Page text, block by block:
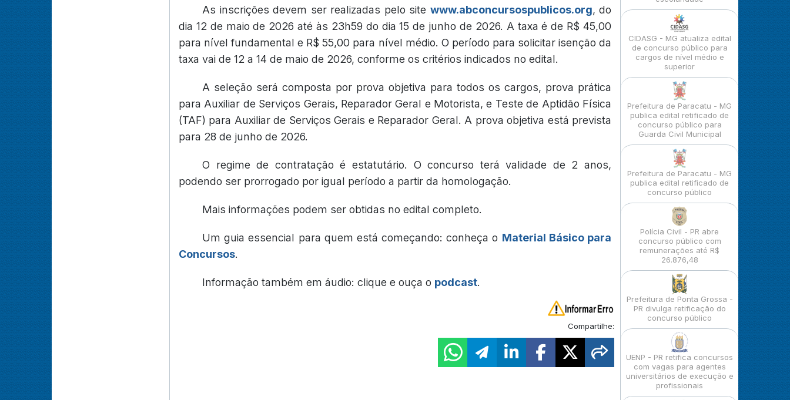
As inscrições devem ser realizadas pelo site www.abconcursospublicos.org, do
dia 12 de maio de 2026 até às 23h59 do dia 15 de junho de 2026. A taxa é de R$ 45,00
para nível fundamental e R$ 55,00 para nível médio. O período para solicitar isenção da
taxa vai de 12 a 14 de maio de 2026, conforme os critérios indicados no edital.
A seleção será composta por prova objetiva para todos os cargos, prova prática
para Auxiliar de Serviços Gerais, Reparador Geral e Motorista, e Teste de Aptidão Física
(TAF) para Auxiliar de Serviços Gerais e Reparador Geral. A prova objetiva está prevista
para 28 de junho de 2026.
O regime de contratação é estatutário. O concurso terá validade de 2 anos,
podendo ser prorrogado por igual período a partir da homologação.
Mais informações podem ser obtidas no edital completo.
Um guia essencial para quem está começando: conheça o Material Básico para
Concursos.
Informação também em áudio: clique e ouça o podcast.
Compartilhe:
CIDASG - MG atualiza edital
de concurso público para
cargos de nível médio e
superior
Prefeitura de Paracatu - MG
publica edital retificado de
concurso público para
Guarda Civil Municipal
Prefeitura de Paracatu - MG
publica edital retificado de
concurso público
Polícia Civil - PR abre
concurso público com
remunerações até R$
26.876,48
Prefeitura de Ponta Grossa -
PR divulga retificação do
concurso público
UENP - PR retifica concursos
com vagas para agentes
universitários de execução e
profissionais